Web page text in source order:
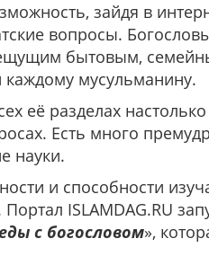
зайдя в
вопросы.
бытовым,
каждому мусульманину.
её разделах
Есть много
науки.
и способности
ISLAMDAG.RU
с богословом»,